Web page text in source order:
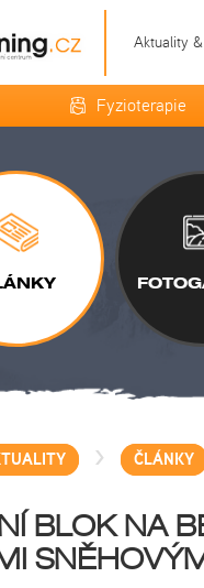
Aktuality
Fyzioterapie
> ČLÁNKY
BLOK NA